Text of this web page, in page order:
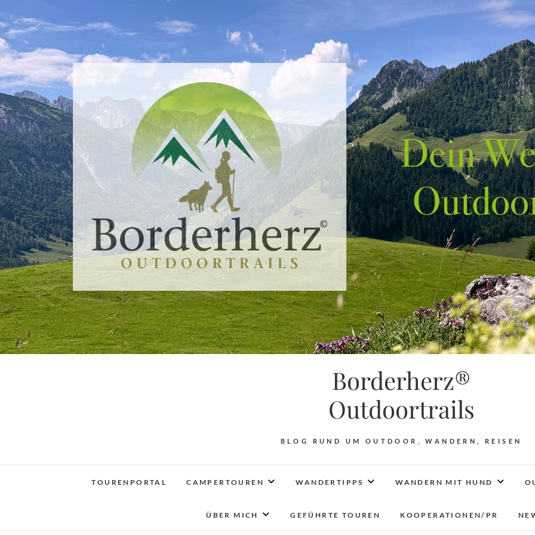
Borderherz®
Outdoortrails
BLOG RUND UM OUTDOOR, WANDERN, REISEN
TOURENPORTAL CAMPERTOUREN WANDERTIPPS WANDERN MIT HUND
ÜBER MICH GEFÜHRTE TOUREN KOOPERATIONEN/PR